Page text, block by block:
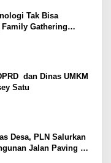
Tak Bisa
Family Gathering
dan Dinas UMKM
Satu
Desa, PLN Salurkan
Jalan Paving di